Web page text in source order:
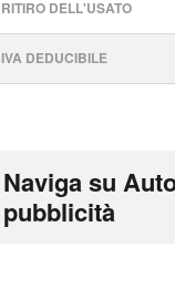
RITIRO DELL'USATO
IVA DEDUCIBILE
Naviga su
pubblicità